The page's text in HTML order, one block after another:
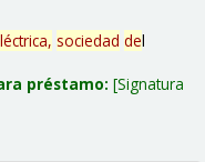
sociedad del
préstamo: Signatura